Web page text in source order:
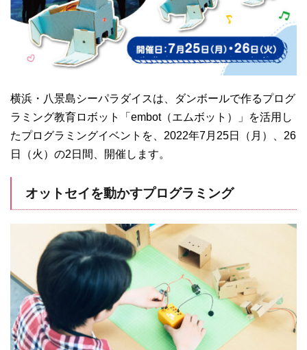
横浜・八景島シーパラダイスは、ダンボールで作るプログ
ラミング教育ロボット「embot（エムボット）」を活用し
たプログラミングイベントを、2022年7月25日（月）、26
日（火）の2日間、開催します。
オットセイを動かすプログラミング